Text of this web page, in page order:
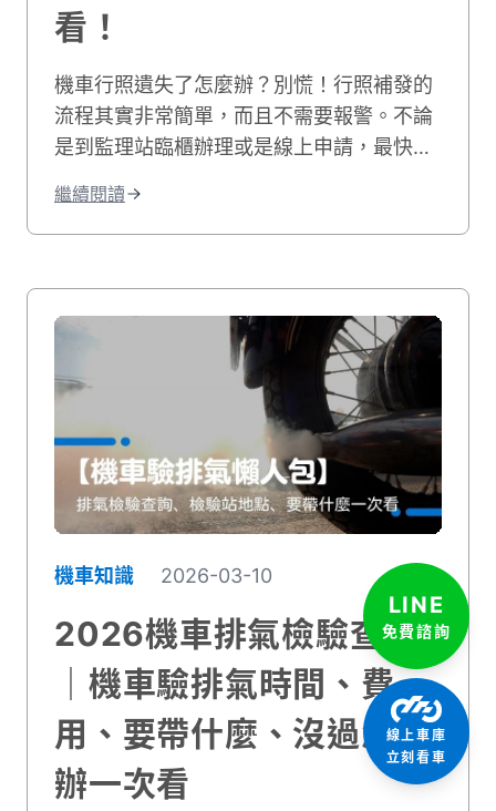
看！
機車行照遺失了怎麼辦？別慌！行照補發的
流程其實非常簡單，而且不需要報警。不論
是到監理站臨櫃辦理或是線上申請，最快
元。本文將完整說明機車行照補發要帶什麼
文件、費用、詳細流程，以及能不能委託代
繼續閱讀
機車知識 2026-03-10
2026機車排氣檢驗查詢
｜機車驗排氣時間、費
用、要帶什麼、沒過怎麼
辦一次看
LINE
免費諮詢
線上車庫
立刻看車